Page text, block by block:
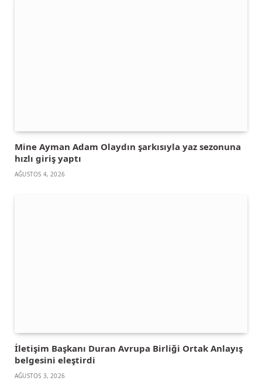
Mine Ayman Adam Olaydın şarkısıyla yaz sezonuna
hızlı giriş yaptı
AĞUSTOS 4, 2026
İletişim Başkanı Duran Avrupa Birliği Ortak Anlayış
belgesini eleştirdi
AĞUSTOS 3, 2026